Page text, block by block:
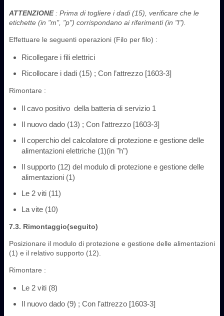
ATTENZIONE: Prima di togliere i dadi (15), verificare che le
etichette (in "m", "p") corrispondano ai riferimenti (in "l").
Effettuare le seguenti operazioni (Filo per filo) :
Ricollegare i fili elettrici
Ricollocare i dadi (15) ; Con l’attrezzo [1603-3]
Rimontare :
Il cavo positivo ‎ della batteria di servizio ‎1
Il nuovo dado (13) ; Con l’attrezzo [1603-3]
Il coperchio del calcolatore di protezione e gestione delle
alimentazioni elettriche (1)(in "h")
Il supporto (12) del modulo di protezione e gestione delle
alimentazioni (1)
Le 2 viti (11)
La vite (10)
7.3. Rimontaggio(seguito)
Posizionare il modulo di protezione e gestione delle alimentazioni
(1) e il relativo supporto (12).
Rimontare :
Le 2 viti (8)
Il nuovo dado (9) ; Con l’attrezzo [1603-3]